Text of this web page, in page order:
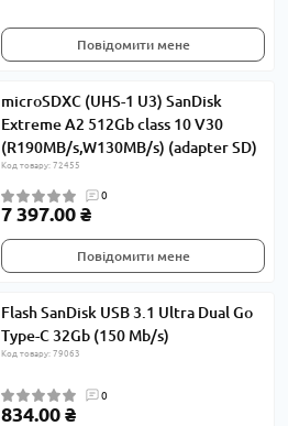
Повідомити мене
microSDXC (UHS-1 U3) SanDisk
Extreme A2 512Gb class 10 V30
(R190MB/s,W130MB/s) (adapter SD)
Код товару: 72455
0
7 397.00 ₴
Повідомити мене
Flash SanDisk USB 3.1 Ultra Dual Go
Type-C 32Gb (150 Mb/s)
Код товару: 79063
0
834.00 ₴